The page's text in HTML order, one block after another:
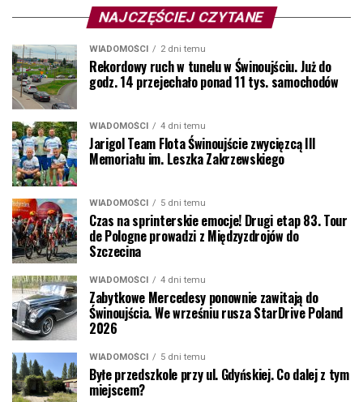
NAJCZĘŚCIEJ CZYTANE
WIADOMOŚCI 2 dni temu
Rekordowy ruch w tunelu w Świnoujściu. Już do
godz. 14 przejechało ponad 11 tys. samochodów
WIADOMOŚCI 4 dni temu
Jarigol Team Flota Świnoujście zwycięzcą III
Memoriału im. Leszka Zakrzewskiego
WIADOMOŚCI 5 dni temu
Czas na sprinterskie emocje! Drugi etap 83. Tour
de Pologne prowadzi z Międzyzdrojów do
Szczecina
WIADOMOŚCI 4 dni temu
Zabytkowe Mercedesy ponownie zawitają do
Świnoujścia. We wrześniu rusza StarDrive Poland
2026
WIADOMOŚCI 5 dni temu
Byłe przedszkole przy ul. Gdyńskiej. Co dalej z tym
miejscem?